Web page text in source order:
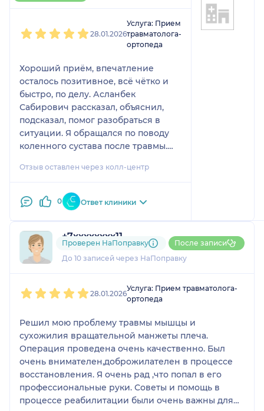
28.01.2026
Услуга: Прием
травматолога-
ортопеда
Хороший приём, впечатление
осталось позитивное, всё чётко и
быстро, по делу. Асланбек
Сабирович рассказал, объяснил,
подсказал, помог разобраться в
ситуации. Я обращался по поводу
коленного сустава после травмы.
осмотр, всё обсудили. Выяснилось,
операция возможна, но она не
срочная, поэтому пока наблюдаю,
развиваться события. Все вопросы,
которые меня интересовали, на
приёме мы успели обсудить,
я попал по рекомендациям и по
оценкам, Лахта Клинику посещаю
услуг мне нравится. Если в
дальнейшем решу, что всё-таки
нужно делать операцию,
обращаться планирую именно к
этому доктору. Клиника меня тоже
устраивает. Администраторы
вежливые, на ресепшене
Отзыв оставлен через колл-центр
0 Ответ клиники
+7xxxxxxxx11
2 отзыва
До 10 записей через НаПоправку
Проверен НаПоправку После записи
28.01.2026
Услуга: Прием травматолога-
ортопеда
Решил мою проблему травмы мышцы и
сухожилия вращательной манжеты плеча.
Операция проведена очень качественно. Был
очень внимателен,доброжилателен в процессе
восстановления. Я очень рад ,что попал в его
профессиональные руки. Советы и помощь в
процессе реабилитации были очень важны для